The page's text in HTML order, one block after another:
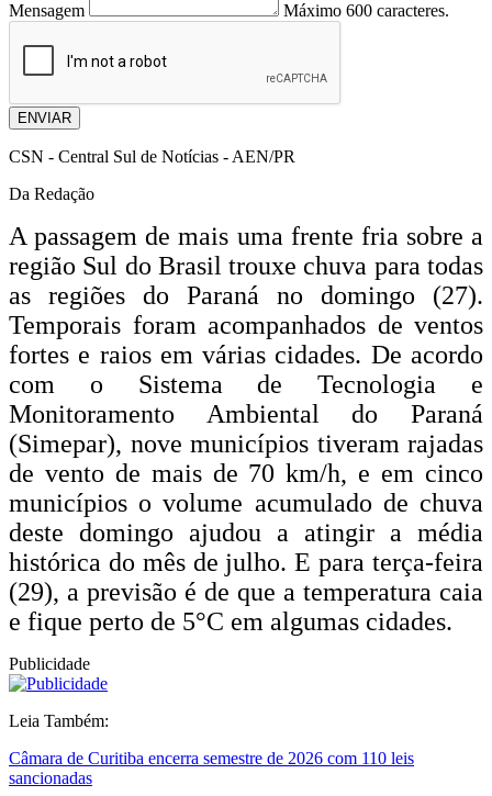
Mensagem Máximo 600 caracteres.
ENVIAR
CSN - Central Sul de Notícias - AEN/PR
Da Redação
A passagem de mais uma frente fria sobre a
região Sul do Brasil trouxe chuva para todas
as regiões do Paraná no domingo (27).
Temporais foram acompanhados de ventos
fortes e raios em várias cidades. De acordo
com o Sistema de Tecnologia e
Monitoramento Ambiental do Paraná
(Simepar), nove municípios tiveram rajadas
de vento de mais de 70 km/h, e em cinco
municípios o volume acumulado de chuva
deste domingo ajudou a atingir a média
histórica do mês de julho. E para terça-feira
(29), a previsão é de que a temperatura caia
e fique perto de 5°C em algumas cidades.
Publicidade
Leia Também:
Câmara de Curitiba encerra semestre de 2026 com 110 leis
sancionadas